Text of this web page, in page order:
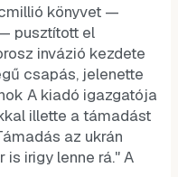
könyvet —
pusztított el
invázió kezdete
csapás, jelenette
A kiadó igazgatója,
illette a támadást
az ukrán
irigy lenne rá." A